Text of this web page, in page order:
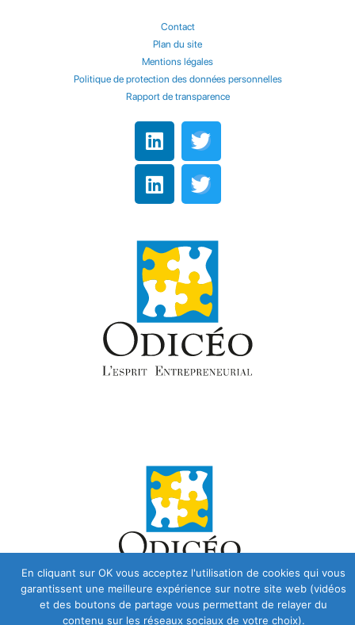
Contact
Plan du site
Mentions légales
Politique de protection des données personnelles
Rapport de transparence
En cliquant sur OK vous acceptez l'utilisation de cookies qui vous
garantissent une meilleure expérience sur notre site web (vidéos
et des boutons de partage vous permettant de relayer du
contenu sur les réseaux sociaux de votre choix).